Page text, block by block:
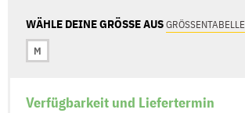
WÄHLE DEINE GRÖSSE AUSGRÖSSENTABELLE
M
Verfügbarkeit und Liefertermin